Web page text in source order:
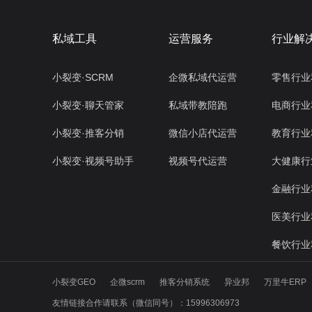
私域工具
小裂变·SCRM
小裂变·聊天管家
小裂变·推客分销
小裂变·视频号助手
运营服务
企微私域代运营
私域带教陪跑
微信小店代运营
视频号代运营
行业解
零售行
电商行
教育行
大健康
金融行
医美行
餐饮行
小裂变GEO 企微scrm 推客分销系统 异业邦 万里牛ERP
友情链接合作请联系（微信同号）：15996306973